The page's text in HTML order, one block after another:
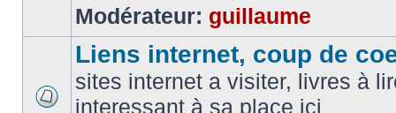
Modérateur: guillaume
Liens internet, coup de
sites internet a visiter, livres à
interessant à sa place ici